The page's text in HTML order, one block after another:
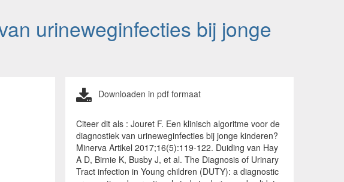
urineweginfecties bij jonge
Downloaden in pdf formaat
Citeer dit als : Jouret F. Een klinisch algoritme voor de
diagnostiek van urineweginfecties bij jonge kinderen?
Minerva Artikel 2017;16(5):119-122. Duiding van Hay
A D, Birnie K, Busby J, et al. The Diagnosis of Urinary
Tract infection in Young children (DUTY): a diagnostic